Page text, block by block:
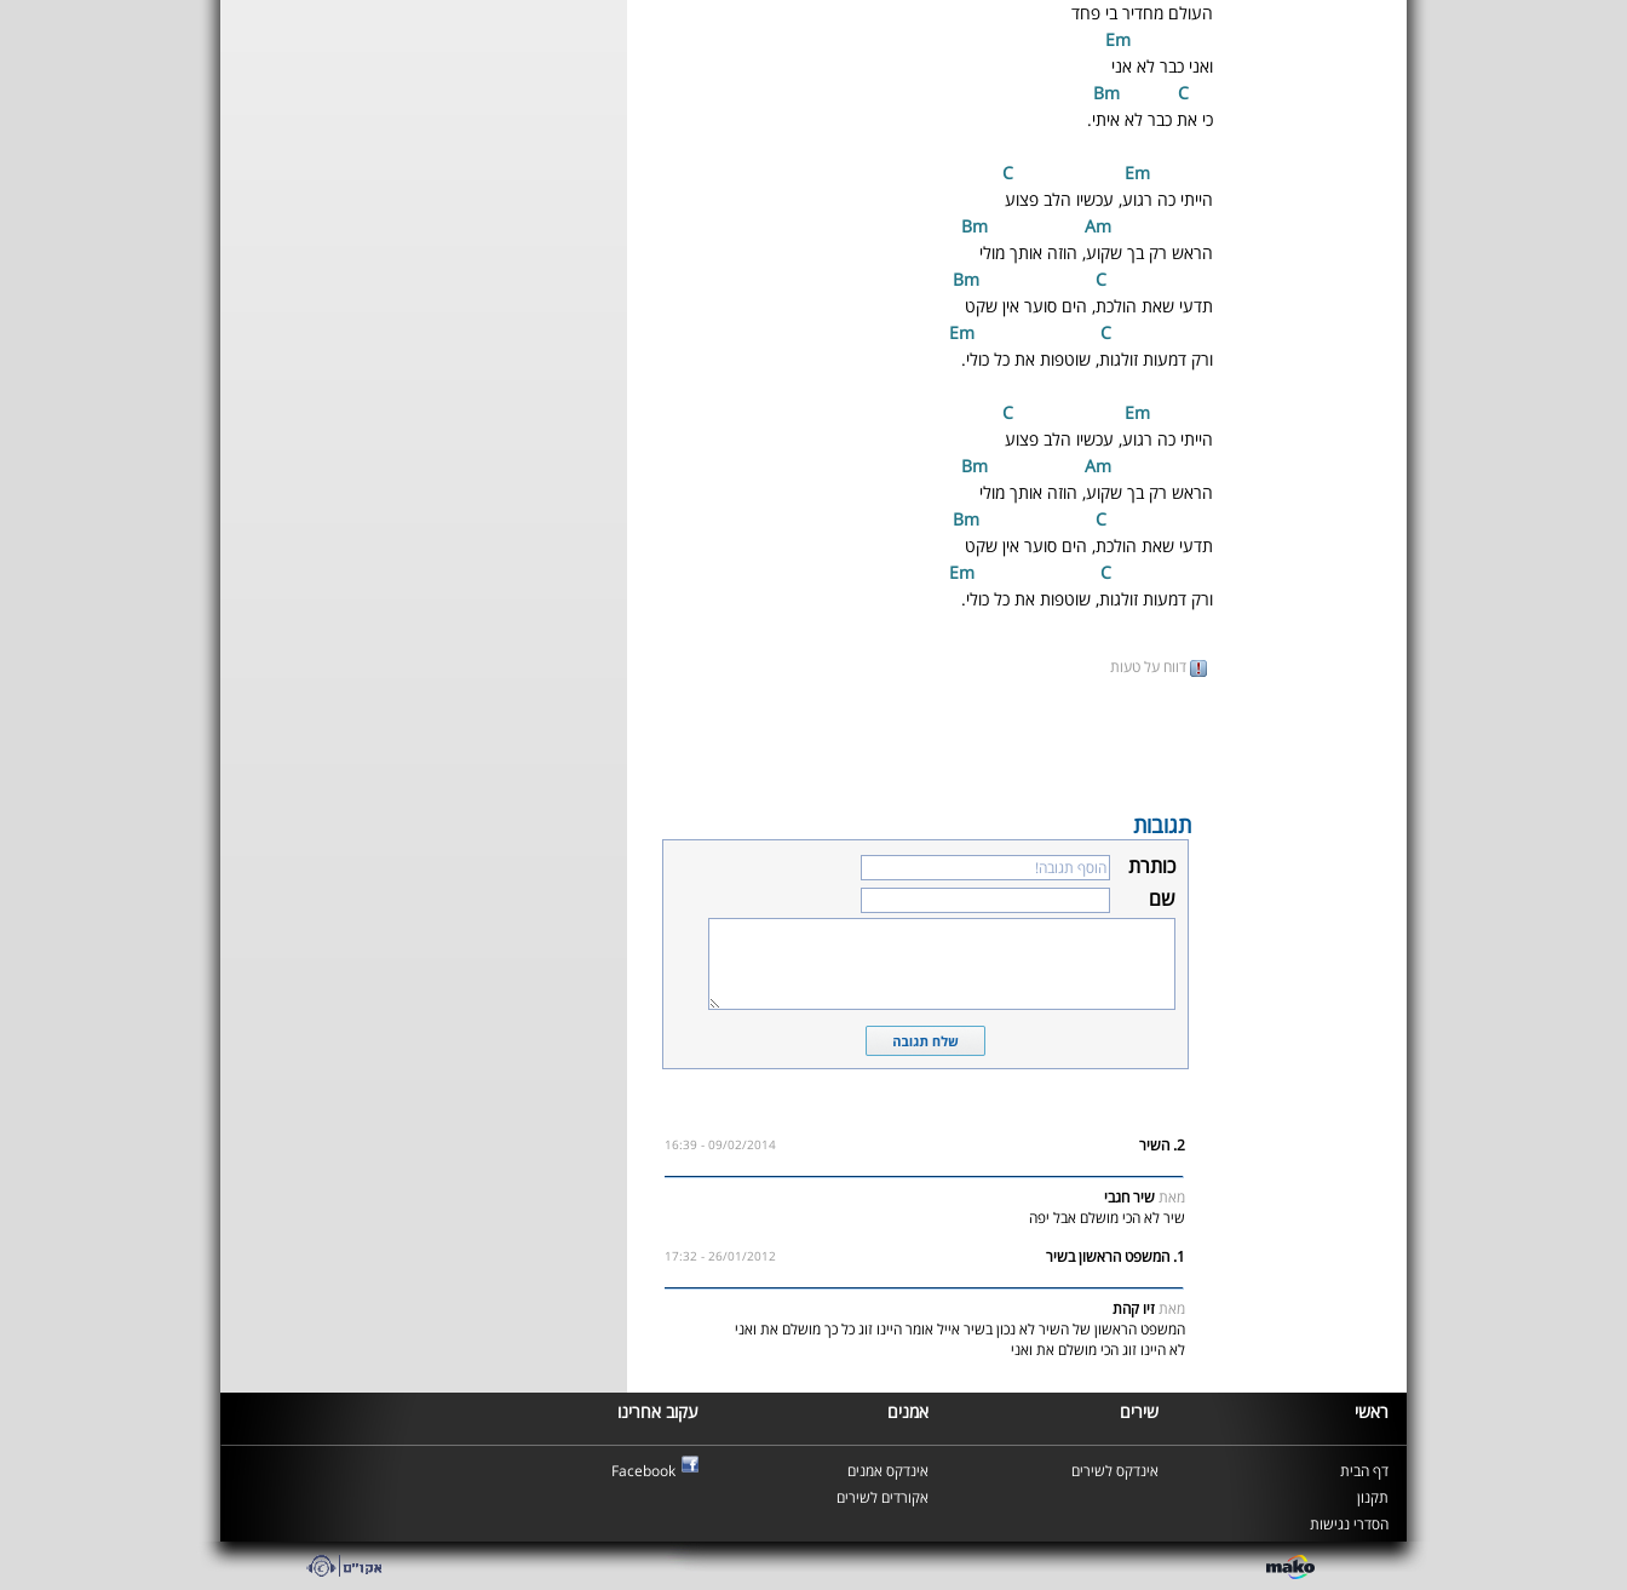
העולם מחדיר בי פחד
m
ואני כבר לא אני
C
כי את כבר לא איתי.
Em
הייתי כה רגוע, עכשיו הלב פצוע
Am
הראש רק בך שקוע, הוזה אותך מולי
C
תדעי שאת הולכת, הים סוער אין שקט
m
C
ורק דמעות זולגות, שוטפות את כל כולי.
Em
הייתי כה רגוע, עכשיו הלב פצוע
Am
הראש רק בך שקוע, הוזה אותך מולי
C
תדעי שאת הולכת, הים סוער אין שקט
m
C
ורק דמעות זולגות, שוטפות את כל כולי.
דווח על טעות
תגובות
כותרת
שם
2. השיר 09/02/2014 - 16:39
מאתשיר חגבי
שיר לא הכי מושלם אבל יפה
1. המשפט הראשון בשיר
26/01/2012 - 17:32
מאתזיו קהת
המשפט הראשון של השיר לא נכון בשיר אייל אומר היינו זוג כל כך מושלם את ואני
לא היינו זוג הכי מושלם את ואני
ראשי שירים אמנים עקוב אחרינו
דף הבית
תקנון
הסדרי נגישות
אינדקס לשירים
אינדקס אמנים
אקורדים לשירים
Facebook